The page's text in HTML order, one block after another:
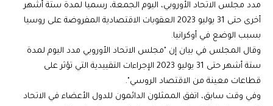
مدد مجلس الاتحاد الأوروبي، اليوم الجمعة، رسميا لمدة ستة أشهر
أخرى حتى 31 يوليو 2023 العقوبات الاقتصادية المفروضة على روسيا
بسبب الوضع في أوكرانيا.
وقال المجلس في بيان إن "مجلس الاتحاد الأوروبي مدد اليوم لمدة
ستة أشهر حتى 31 يوليو 2023 الإجراءات التقييدية التي تؤثر على
قطاعات معينة من الاقتصاد الروسي".
وفي وقت سابق، اتفق الممثلون الدائمون للدول الأعضاء في الاتحاد